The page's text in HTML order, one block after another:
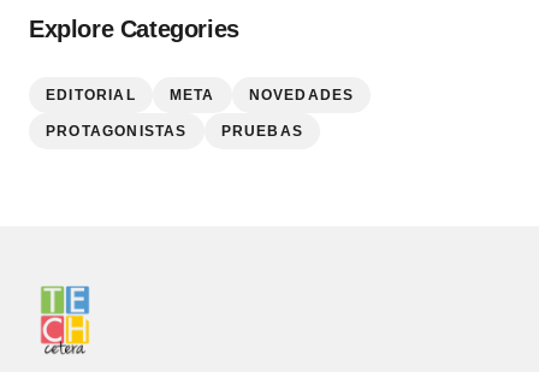
Explore Categories
EDITORIAL META NOVEDADES
PROTAGONISTAS PRUEBAS